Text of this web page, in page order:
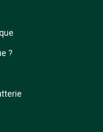
?